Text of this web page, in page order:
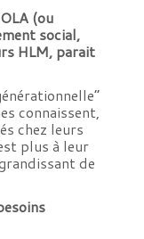
(ou
social,
HLM, parait
connaissent,
chez leurs
plus à leur
de